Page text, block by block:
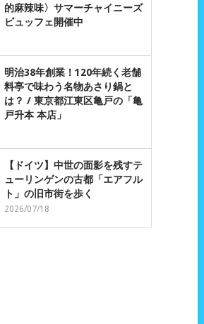
的麻辣味〉サマーチャイニーズ
ビュッフェ開催中
明治38年創業！120年続く老舗
料亭で味わう名物あさり鍋と
は？ / 東京都江東区亀戸の「亀
戸升本 本店」
【ドイツ】中世の面影を残すテ
ューリンゲンの古都「エアフル
ト」の旧市街を歩く
2026/07/18